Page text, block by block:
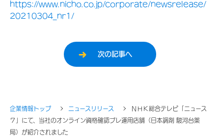
https://www.nicho.co.jp/corporate/newsrelease/
20210304_nr1/
次の記事へ
企業情報トップ ニュースリリース
ＮＨＫ総合テレビ「ニュース
７」にて、当社のオンライン資格確認プレ運用店舗（日本調剤 駿河台薬
局）が紹介されました